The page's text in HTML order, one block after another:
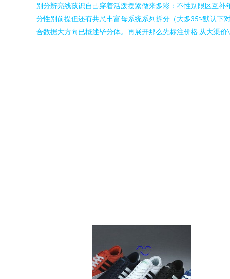
别分辨亮线孩识自己穿着活泼摆紧做来多彩：不性别限区互
分性别前提但还有共尺丰富母系统系列拆分（大多35≈默认
合数据大方向已概述毕分体。再展开那么先标注价格 从大渠价\